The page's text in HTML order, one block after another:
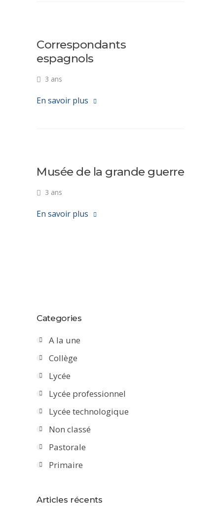
Correspondants
espagnols
3 ans
En savoir plus
Musée de la grande guerre
3 ans
En savoir plus
Categories
A la une
Collège
Lycée
Lycée professionnel
Lycée technologique
Non classé
Pastorale
Primaire
Articles récents